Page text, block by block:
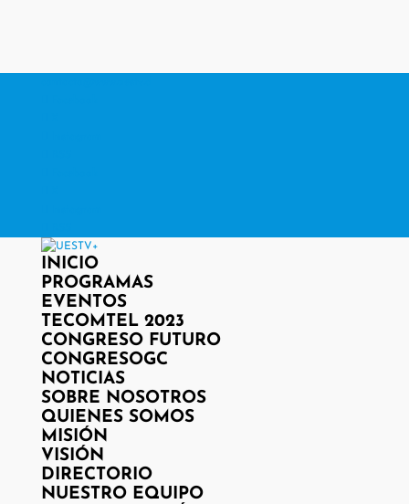
INICIO
PROGRAMAS
EVENTOS
TECOMTEL 2023
CONGRESO FUTURO
CONGRESOGC
NOTICIAS
SOBRE NOSOTROS
QUIENES SOMOS
MISIÓN
VISIÓN
DIRECTORIO
NUESTRO EQUIPO